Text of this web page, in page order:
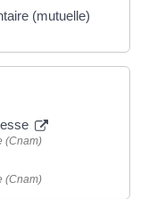
(mutuelle)
(Cnam)
(Cnam)